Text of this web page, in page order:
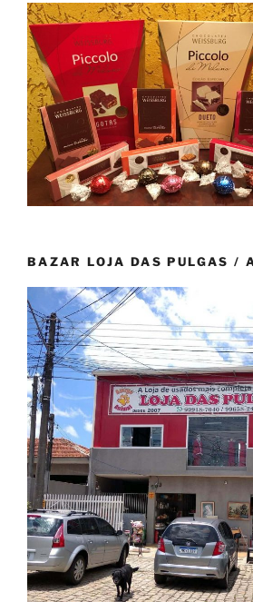
BAZAR LOJA DAS PULGAS /